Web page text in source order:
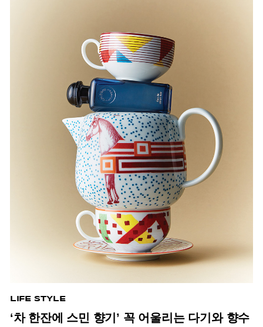
LIFE STYLE
‘차 한잔에 스민 향기’ 꼭 어울리는 다기와 향수